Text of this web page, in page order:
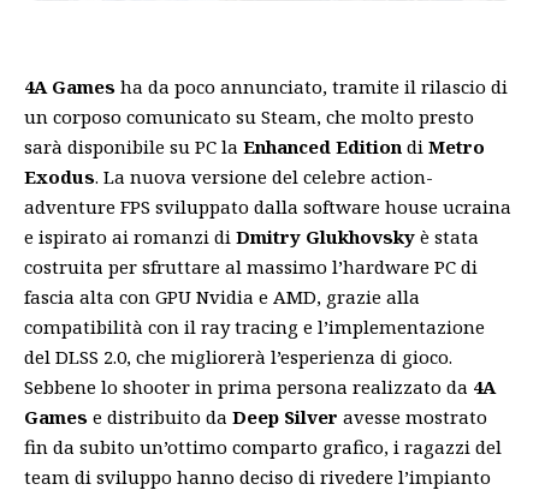
4A Games ha da poco annunciato, tramite il rilascio di
un corposo comunicato su Steam, che molto presto
sarà disponibile su PC la Enhanced Edition di Metro
Exodus. La nuova versione del celebre action-
adventure FPS sviluppato dalla software house ucraina
e ispirato ai romanzi di Dmitry Glukhovsky è stata
costruita per sfruttare al massimo l’hardware PC di
fascia alta con GPU Nvidia e AMD, grazie alla
compatibilità con il ray tracing e l’implementazione
del DLSS 2.0, che migliorerà l’esperienza di gioco.
Sebbene lo shooter in prima persona realizzato da 4A
Games e distribuito da Deep Silver avesse mostrato
fin da subito un’ottimo comparto grafico, i ragazzi del
team di sviluppo hanno deciso di rivedere l’impianto